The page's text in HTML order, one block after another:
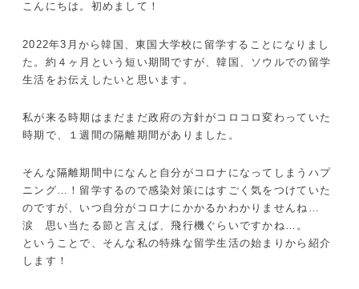
こんにちは。初めまして！
2022年3月から韓国、東国大学校に留学することになりまし
た。約４ヶ月という短い期間ですが、韓国、ソウルでの留学
生活をお伝えしたいと思います。
私が来る時期はまだまだ政府の方針がコロコロ変わっていた
時期で、１週間の隔離期間がありました。
そんな隔離期間中になんと自分がコロナになってしまうハプ
ニング…！留学するので感染対策にはすごく気をつけていた
のですが、いつ自分がコロナにかかるかわかりませんね…
涙 思い当たる節と言えば、飛行機ぐらいですかね…。
ということで、そんな私の特殊な留学生活の始まりから紹介
します！